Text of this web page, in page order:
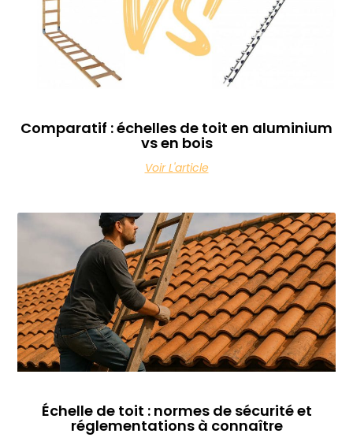
Comparatif : échelles de toit en aluminium
vs en bois
Voir L'article
Échelle de toit : normes de sécurité et
réglementations à connaître